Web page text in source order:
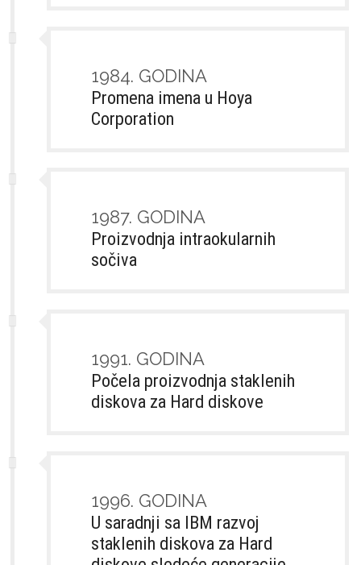
1984. GODINA
Promena imena u Hoya
Corporation
1987. GODINA
Proizvodnja intraokularnih
sočiva
1991. GODINA
Počela proizvodnja staklenih
diskova za Hard diskove
1996. GODINA
U saradnji sa IBM razvoj
staklenih diskova za Hard